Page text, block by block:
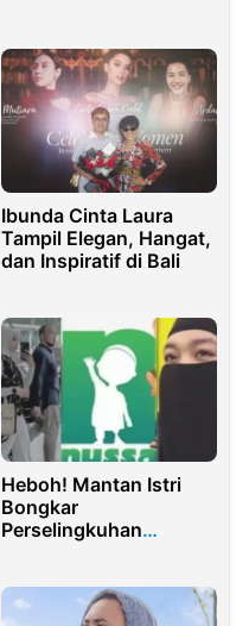
Ibunda Cinta Laura
Tampil Elegan, Hangat,
dan Inspiratif di Bali
Heboh! Mantan Istri
Bongkar
Perselingkuhan